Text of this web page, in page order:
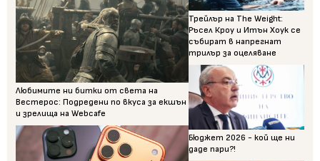
Любимите ни битки от света на
Вестерос: Подредени по вкуса за екшън
и зрелища на Webcafe
Трейлър на The Weight:
Ръсел Кроу и Итън Хоук се
събират в напрегнат
трилър за оцеляване
Бюджет 2026 - кой ще ни
даде пари?!